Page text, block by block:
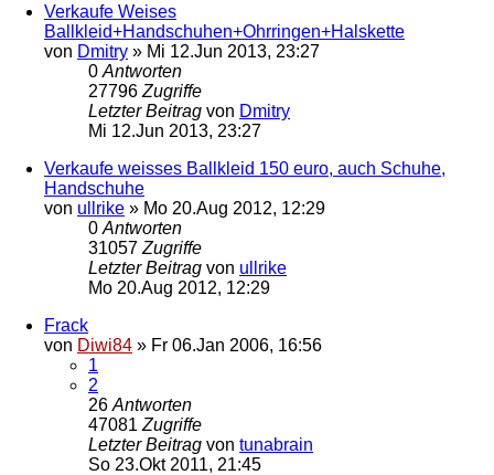
Verkaufe Weises
Ballkleid+Handschuhen+Ohrringen+Halskette
von Dmitry » Mi 12.Jun 2013, 23:27
0 Antworten
27796 Zugriffe
Letzter Beitrag von Dmitry
Mi 12.Jun 2013, 23:27
Verkaufe weisses Ballkleid 150 euro, auch Schuhe,
Handschuhe
von ullrike » Mo 20.Aug 2012, 12:29
0 Antworten
31057 Zugriffe
Letzter Beitrag von ullrike
Mo 20.Aug 2012, 12:29
Frack
von Diwi84 » Fr 06.Jan 2006, 16:56
1
2
26 Antworten
47081 Zugriffe
Letzter Beitrag von tunabrain
So 23.Okt 2011, 21:45